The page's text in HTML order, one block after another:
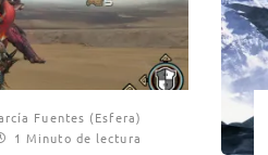
Fuentes (Esfera)
1 Minuto de lectura